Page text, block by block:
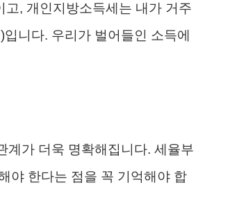
, 개인지방소득세는 내가 거주
니다. 우리가 벌어들인 소득에
계가 더욱 명확해집니다. 세율부
야 한다는 점을 꼭 기억해야 합